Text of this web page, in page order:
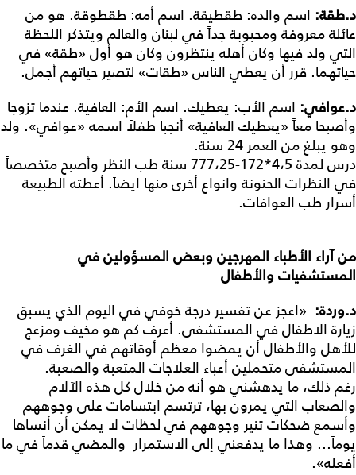
د.طقة: اسم والده: طقطيقة. اسم أمه: طقطوقة. هو من
عائلة معروفة ومحبوبة جداً في لبنان والعالم ويتذكر اللحظة
التي ولد فيها وكان أهله ينتظرون وكان هو أول «طقة» في
حياتهما. قرر أن يعطي الناس «طقات» لتصير حياتهم أجمل.
د.عوافي: اسم الأب: يعطيك. اسم الأم: العافية. عندما تزوجا
وأصبحا معاً «يعطيك العافية» أنجبا طفلاً اسمه «عوافي». ولد
وهو يبلغ من العمر 24 سنة.
درس لمدة 4،5*172-777،25 سنة طب النظر وأصبح متخصصاً
في النظرات الحنونة وانواع أخرى منها ايضاً. أعطته الطبيعة
أسرار طب العوافات.
منآراء الأطباء المهرجين وبعض المسؤولينفي
المستشفيات والأطفال
د.وردة: «اعجز عن تفسير درجة خوفي في اليوم الذي يسبق
زيارة الاطفال في المستشفى. أعرف كم هو مخيف ومزعج
للأهل والأطفال أن يمضوا معظم أوقاتهم في الغرف في
المستشفى متحملين أعباء العلاجات المتعبة والصعبة.
رغم ذلك، ما يدهشني هو أنه من خلال كل هذه الآلام
والصعاب التي يمرون بها، ترتسم ابتسامات على وجوههم
وأسمع ضحكات تنير وجوههم في لحظات لا يمكن أن أنساها
يوماً... وهذا ما يدفعني إلى الاستمرار والمضي قدماً في ما
أفعله».